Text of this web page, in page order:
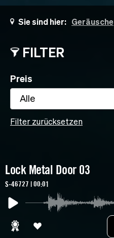
Sie sind hier: Geräusche
FILTER
Preis
Alle
Filter zurücksetzen
Lock Metal Door 03
S-46727 | 00:01